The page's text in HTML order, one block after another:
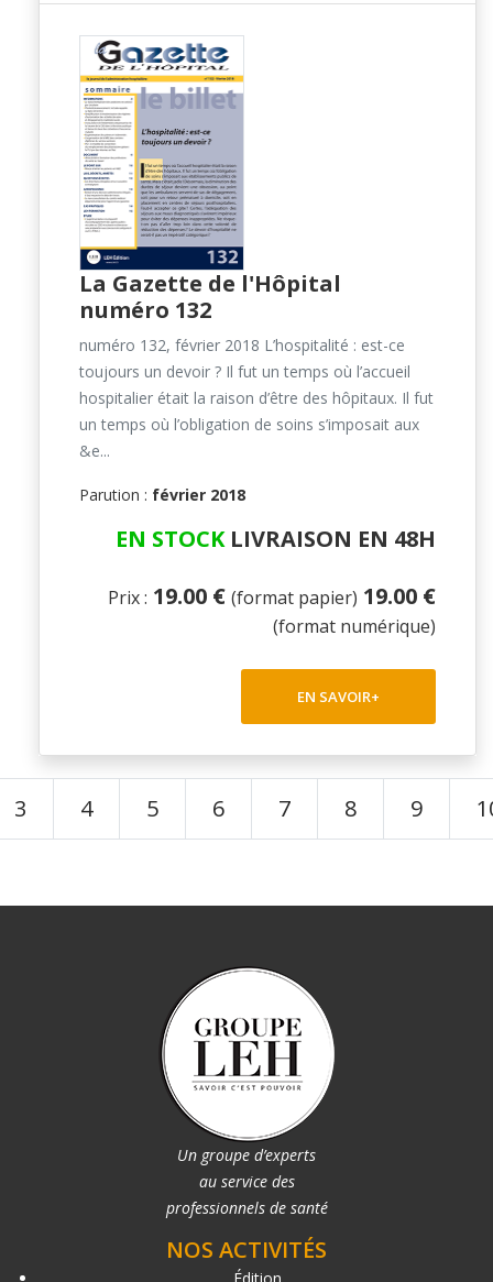
La Gazette de l'Hôpital
numéro 132
numéro 132, février 2018 L’hospitalité : est-ce
toujours un devoir ? Il fut un temps où l’accueil
hospitalier était la raison d’être des hôpitaux. Il fut
un temps où l’obligation de soins s’imposait aux
&e...
Parution : février 2018
EN STOCKLIVRAISON EN 48H
Prix : 19.00 € (format papier) 19.00 €
(format numérique)
EN SAVOIR+
3 4 5 6 7 8 9
Un groupe d’experts
au service des
professionnels de santé
NOS ACTIVITÉS